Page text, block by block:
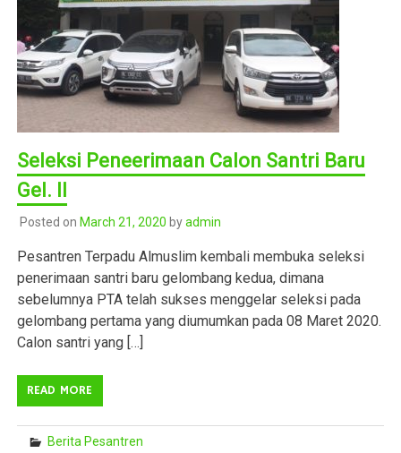
Seleksi Peneerimaan Calon Santri Baru
Gel. II
Posted on March 21, 2020 byadmin
Pesantren Terpadu Almuslim kembali membuka seleksi
penerimaan santri baru gelombang kedua, dimana
sebelumnya PTA telah sukses menggelar seleksi pada
gelombang pertama yang diumumkan pada 08 Maret 2020.
Calon santri yang […]
READ MORE
Berita Pesantren